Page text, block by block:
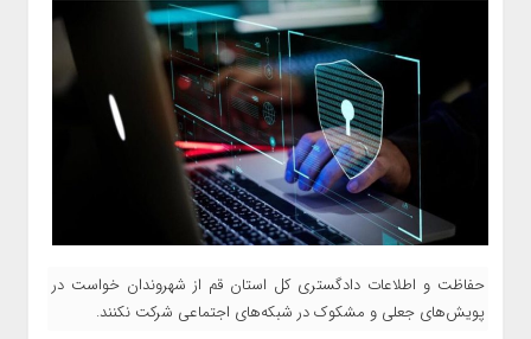
حفاظت و اطلاعات دادگستری کل استان قم از شهروندان خواست در
پویش‌های جعلی و مشکوک در شبکه‌های اجتماعی شرکت نکنند.